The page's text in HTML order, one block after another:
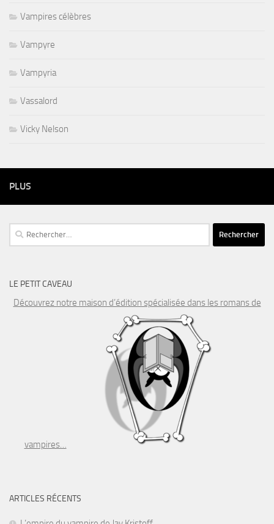
Vampires célèbres
Vampyre
Vampyria
Vassalord
Vicky Nelson
PLUS
Rechercher :
LE PETIT CAVEAU
Découvrez notre maison d’édition spécialisée dans les romans de
vampires…
ARTICLES RÉCENTS